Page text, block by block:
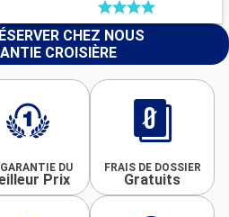
CHEZ NOUS
CROISIÈRE
DU
Prix
FRAIS DE DOSSIER
Gratuits